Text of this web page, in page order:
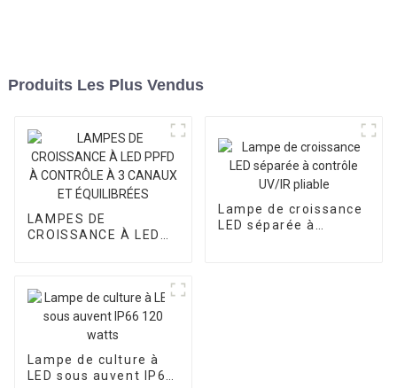
Produits Les Plus Vendus
LAMPES DE
CROISSANCE À LED
Lampe de croissance
LED séparée à
Lampe de culture à
LED sous auvent IP66